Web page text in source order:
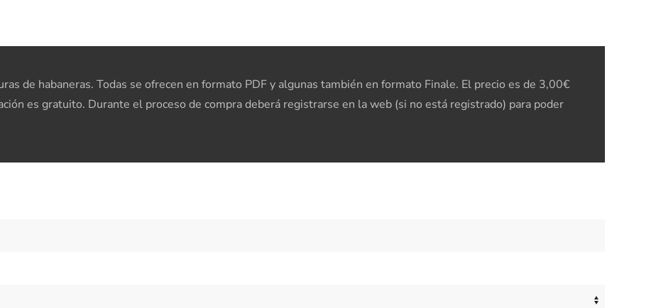
de habaneras. Todas se ofrecen en formato PDF y algunas también en formato Finale. El precio es de 3,00€
es gratuito. Durante el proceso de compra deberá registrarse en la web (si no está registrado) para poder